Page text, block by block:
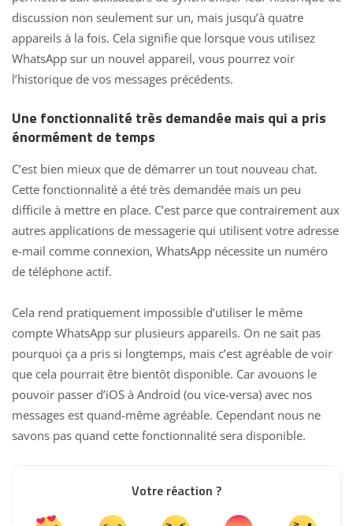
discussion non seulement sur un, mais jusqu’à quatre
appareils à la fois. Cela signifie que lorsque vous utilisez
WhatsApp sur un nouvel appareil, vous pourrez voir
l’historique de vos messages précédents.
Une fonctionnalité très demandée mais qui a pris
énormément de temps
C’est bien mieux que de démarrer un tout nouveau chat.
Cette fonctionnalité a été très demandée mais un peu
difficile à mettre en place. C’est parce que contrairement aux
autres applications de messagerie qui utilisent votre adresse
e-mail comme connexion, WhatsApp nécessite un numéro
de téléphone actif.
Cela rend pratiquement impossible d’utiliser le même
compte WhatsApp sur plusieurs appareils. On ne sait pas
pourquoi ça a pris si longtemps, mais c’est agréable de voir
que cela pourrait être bientôt disponible. Car avouons le
pouvoir passer d’iOS à Android (ou vice-versa) avec nos
messages est quand-même agréable. Cependant nous ne
savons pas quand cette fonctionnalité sera disponible.
Votre réaction ?